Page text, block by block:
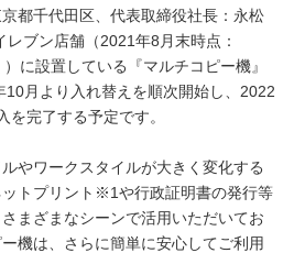
都千代田区、代表取締役社長：永松
ブン店舗（2021年8月末時点：
に設置している『マルチコピー機』
月より入れ替えを順次開始し、2022
を完了する予定です。
やワークスタイルが大きく変化する
トプリント※1や行政証明書の発行等
まざまなシーンで活用いただいてお
機は、さらに簡単に安心してご利用